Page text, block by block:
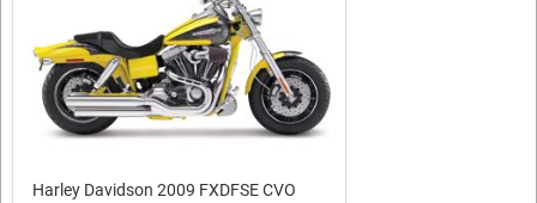
Harley Davidson 2009 FXDFSE CVO